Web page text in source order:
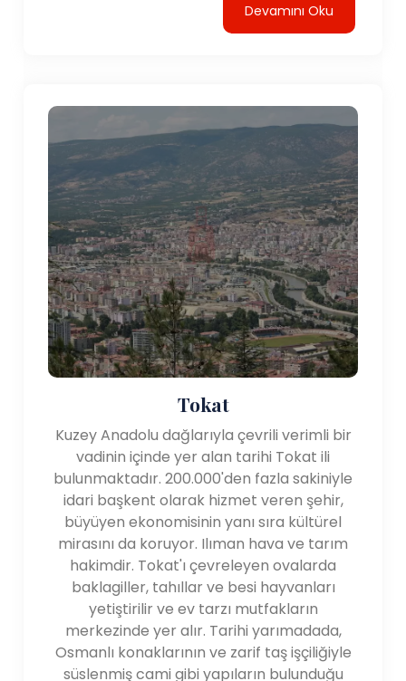
Devamını Oku
Tokat
Kuzey Anadolu dağlarıyla çevrili verimli bir
vadinin içinde yer alan tarihi Tokat ili
bulunmaktadır. 200.000'den fazla sakiniyle
idari başkent olarak hizmet veren şehir,
büyüyen ekonomisinin yanı sıra kültürel
mirasını da koruyor. Ilıman hava ve tarım
hakimdir. Tokat'ı çevreleyen ovalarda
baklagiller, tahıllar ve besi hayvanları
yetiştirilir ve ev tarzı mutfakların
merkezinde yer alır. Tarihi yarımadada,
Osmanlı konaklarının ve zarif taş işçiliğiyle
süslenmiş cami gibi yapıların bulunduğu